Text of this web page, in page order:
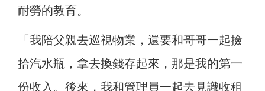
耐勞的教育。
「我陪父親去巡視物業，還要和哥哥一起撿
拾汽水瓶，拿去換錢存起來，那是我的第一
份收入。後來，我和管理員一起去見識收租